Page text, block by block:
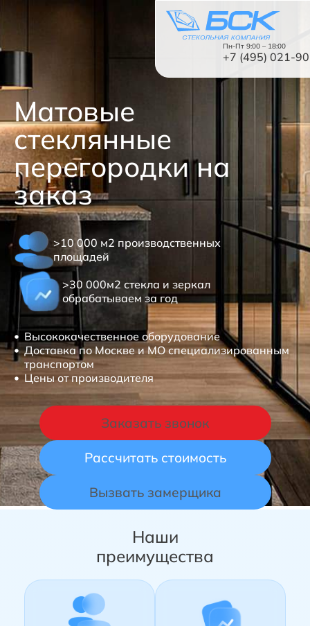
Пн-Пт 9:00 – 18:00
+7 (495) 021-
Матовые
стеклянные
перегородки на
заказ
>10 000 м2 производственных
площадей
>30 000м2 стекла и зеркал
обрабатываем за год
Высококачественное оборудование
Доставка по Москве и МО специализированным
транспортом
Цены от производителя
Заказать звонок
Рассчитать стоимость
Вызвать замерщика
Наши
преимущества
Назад
Каталог
Виды обработки
Зеркала
Стекло
Стеклянные перегородки
Стеклянные двери
Душевые кабины
Стеклянная мебель
Стеклянные конструкции